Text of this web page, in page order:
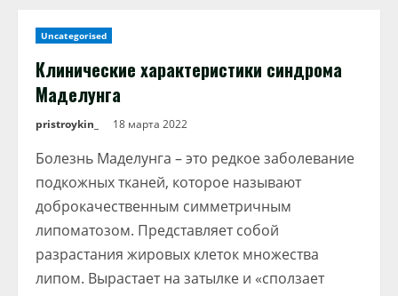
Uncategorised
Клинические характеристики синдрома
Маделунга
pristroykin_ 18 марта 2022
Болезнь Маделунга – это редкое заболевание
подкожных тканей, которое называют
доброкачественным симметричным
липоматозом. Представляет собой
разрастания жировых клеток множества
липом. Вырастает на затылке и «сползает